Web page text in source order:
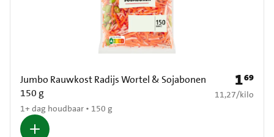
Jumbo Rauwkost Radijs Wortel & Sojabonen
150 g
1+ dag houdbaar • 150 g
Prijs: €
169
€ 11,27 per kilo
11,27/kilo